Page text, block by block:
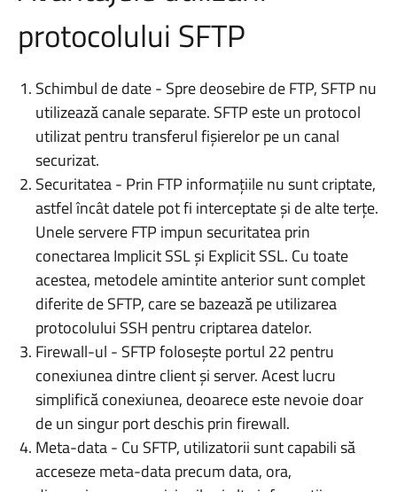
protocolului SFTP
Schimbul de date - Spre deosebire de FTP, SFTP nu
utilizează canale separate. SFTP este un protocol
utilizat pentru transferul fișierelor pe un canal
securizat.
Securitatea - Prin FTP informațiile nu sunt criptate,
astfel încât datele pot fi interceptate și de alte terțe.
Unele servere FTP impun securitatea prin
conectarea Implicit SSL și Explicit SSL. Cu toate
acestea, metodele amintite anterior sunt complet
diferite de SFTP, care se bazează pe utilizarea
protocolului SSH pentru criptarea datelor.
Firewall-ul - SFTP folosește portul 22 pentru
conexiunea dintre client și server. Acest lucru
simplifică conexiunea, deoarece este nevoie doar
de un singur port deschis prin firewall.
Meta-data - Cu SFTP, utilizatorii sunt capabili să
acceseze meta-data precum data, ora,